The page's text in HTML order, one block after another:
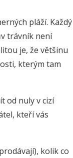
pláží. Každý
trávník není
je, že většinu
kterým tam
od nuly v cizí
kteří vás
kolik co